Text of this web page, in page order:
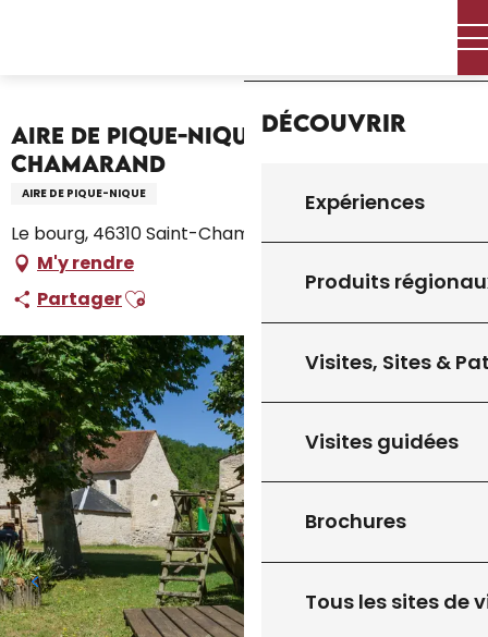
Découvrir
Expériences
Produits
Visites, Sites &
Visites guidées
Brochures
Tous les sites de
Aire de Pique-Nique de St
Chamarand
AIRE DE PIQUE-NIQUE
Le bourg, 46310 Saint-Chamarand
M'y rendre
PartagerAjouter aux favoris